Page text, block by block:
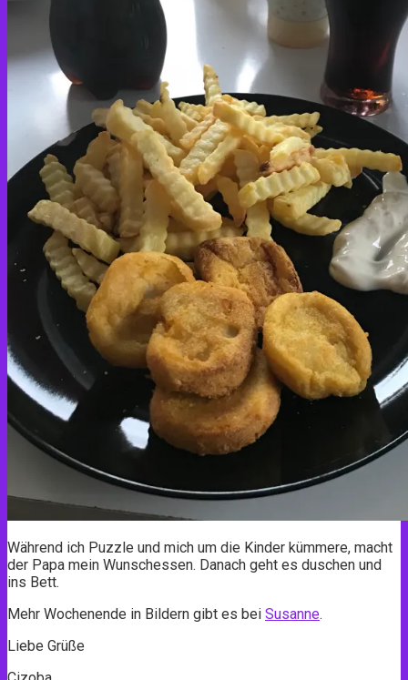
Während ich Puzzle und mich um die Kinder kümmere, macht
der Papa mein Wunschessen. Danach geht es duschen und
ins Bett.
Mehr Wochenende in Bildern gibt es bei Susanne.
Liebe Grüße